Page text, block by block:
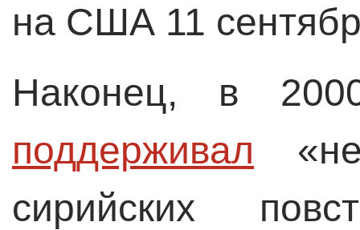
на США 11
Наконец, в
поддерживал
сирийских